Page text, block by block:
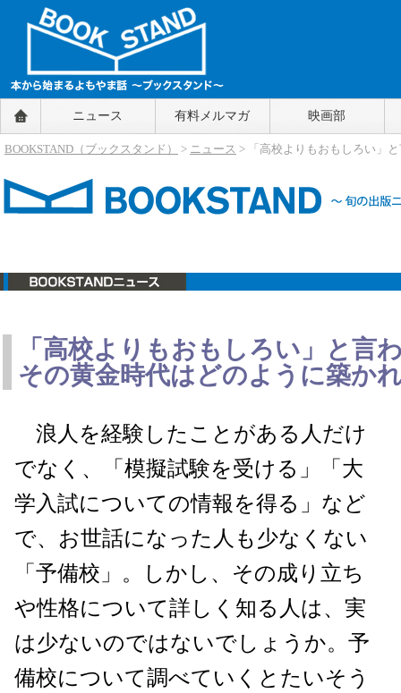
BOOKSTAND（ブックスタンド）
～本から始まるよもやま話～
BOOKSTAND（ブ
ニュース 有料メルマガ 映画部
BOOKSTAND（ブックスタンド） > ニュース > 「高校よりもおもしろい」
「高校よりもおもしろい」と言
その黄金時代はどのように築か
浪人を経験したことがある人だけ
でなく、「模擬試験を受ける」「大
学入試についての情報を得る」など
で、お世話になった人も少なくない
「予備校」。しかし、その成り立ち
や性格について詳しく知る人は、実
は少ないのではないでしょうか。予
備校について調べていくとたいそう